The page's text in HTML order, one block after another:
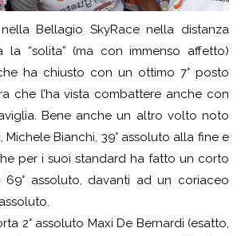
Bellagio SkyRace nella distanza
la “solita” (ma con immenso affetto)
ha chiusto con un ottimo 7° posto
che l’ha vista combattere anche con
Bene anche un altro volto noto
Michele Bianchi, 39° assoluto alla fine e
per i suoi standard ha fatto un corto
69° assoluto, davanti ad un coriaceo
2° assoluto Maxi De Bernardi (esatto,